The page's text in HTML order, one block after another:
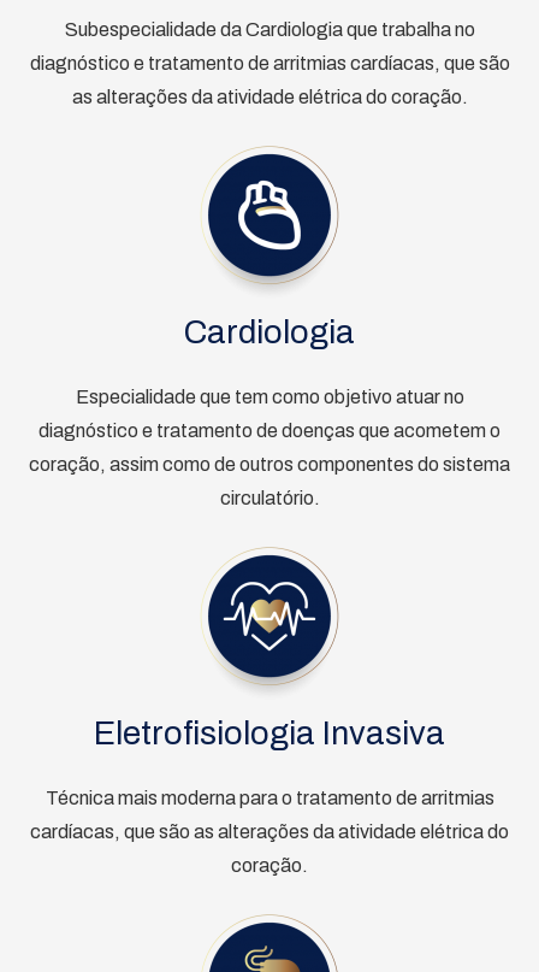
Subespecialidade da Cardiologia que trabalha no
diagnóstico e tratamento de arritmias cardíacas, que são
as alterações da atividade elétrica do coração.
Cardiologia
Especialidade que tem como objetivo atuar no
diagnóstico e tratamento de doenças que acometem o
coração, assim como de outros componentes do sistema
circulatório.
Eletrofisiologia Invasiva
Técnica mais moderna para o tratamento de arritmias
cardíacas, que são as alterações da atividade elétrica do
coração.